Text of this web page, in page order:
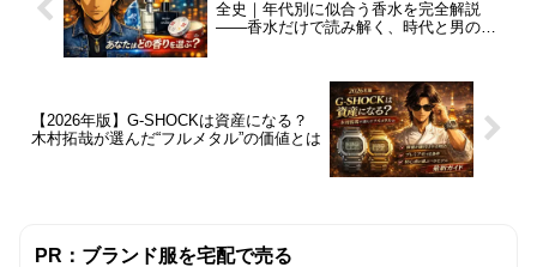
全史｜年代別に似合う香水を完全解説
――香水だけで読み解く、時代と男の成
【2026年版】G-SHOCKは資産になる？
木村拓哉が選んだ“フルメタル”の価値とは
PR：ブランド服を宅配で売る